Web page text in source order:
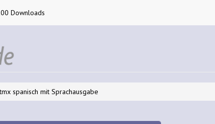
Downloads
spanisch mit Sprachausgabe